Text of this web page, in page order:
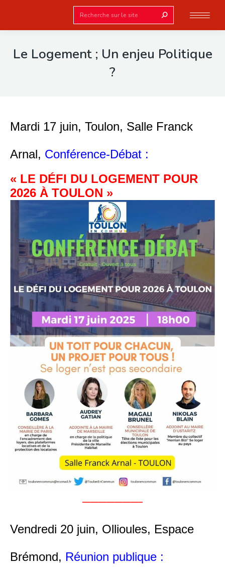
Search:
Le Logement ; Un enjeu Politique
?
Mardi 17 juin, Toulon, Salle Franck
Arnal, Conférence-Débat :
« LE DÉFI DU LOGEMENT POUR
2026 À TOULON »
———————–
Vendredi 20 juin, Ollioules, Espace
Brémond, Réunion publique :